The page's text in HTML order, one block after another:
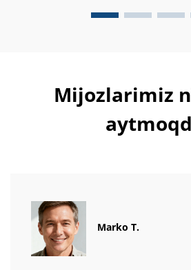
Mijozlarimiz
Marko T.